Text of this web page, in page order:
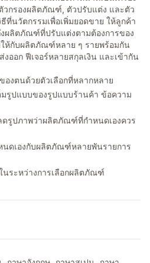
วกรองผลิตภัณฑ์, ตัวปรับแต่ง และตัว
ที่นวัตกรรมเพื่อเพิ่มยอดขาย ให้ลูกค้า
ผลิตภัณฑ์ที่ปรับแต่งตามต้องการของ
ห้กับผลิตภัณฑ์หลาย ๆ รายพร้อมกัน
ออก ฟีเจอร์หลายสกุลเงิน และเข้ากัน
งตนด้วยตัวเลือกที่หลากหลาย
มรูปแบบของรูปแบบร้านค้า ข้อความ
รูปภาพว่าผลิตภัณฑ์ที่กำหนดเองควร
นดเองกับผลิตภัณฑ์หลายพันรายการ
นระหว่างการเลือกผลิตภัณฑ์